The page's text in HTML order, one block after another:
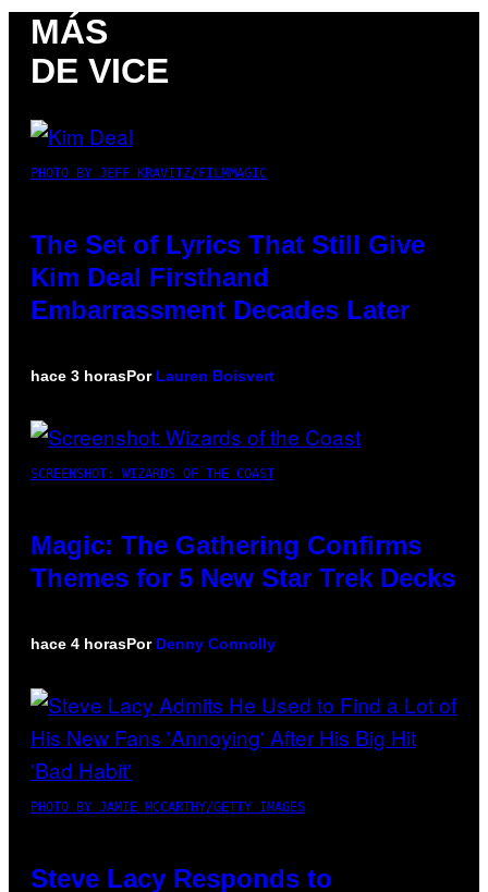
MÁS
DE VICE
PHOTO BY JEFF KRAVITZ/FILMMAGIC
The Set of Lyrics That Still Give
Kim Deal Firsthand
Embarrassment Decades Later
hace 3 horasPor Lauren Boisvert
SCREENSHOT: WIZARDS OF THE COAST
Magic: The Gathering Confirms
Themes for 5 New Star Trek Decks
hace 4 horasPor Denny Connolly
PHOTO BY JAMIE MCCARTHY/GETTY IMAGES
Steve Lacy Responds to